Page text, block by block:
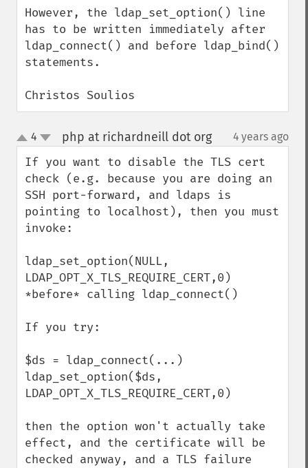
However, the ldap_set_option() line
has to be written immediately after
ldap_connect() and before ldap_bind()
statements.
Christos Soulios
up
down
4 php at richardneill dot org¶ 4 years ago
If you want to disable the TLS cert
check (e.g. because you are doing an
SSH port-forward, and ldaps is
pointing to localhost), then you must
invoke:
ldap_set_option(NULL,
LDAP_OPT_X_TLS_REQUIRE_CERT,0)
*before* calling ldap_connect()
If you try:
$ds = ldap_connect(...)
ldap_set_option($ds,
LDAP_OPT_X_TLS_REQUIRE_CERT,0)
then the option won't actually take
effect, and the certificate will be
checked anyway, and a TLS failure